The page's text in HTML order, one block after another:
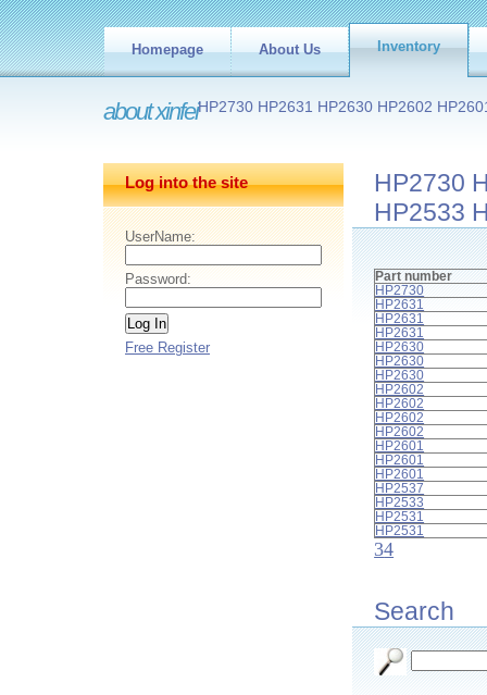
Homepage About Us Inventory
about xinfeiHP2730 HP2631 HP2630 HP2602
Log into the site
UserName:
Password:
Free Register
HP2730
HP2533
Part number
HP2730
HP2631
HP2631
HP2631
HP2630
HP2630
HP2630
HP2602
HP2602
HP2602
HP2602
HP2601
HP2601
HP2601
HP2537
HP2533
HP2531
HP2531
34
Search